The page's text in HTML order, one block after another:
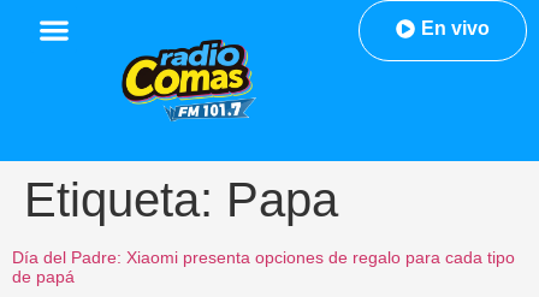
En vivo
Etiqueta: Papa
Día del Padre: Xiaomi presenta opciones de regalo para cada tipo
de papá